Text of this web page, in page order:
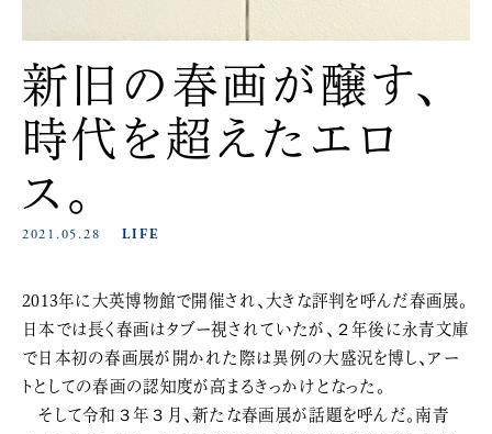
新旧の春画が醸す、
時代を超えたエロ
ス。
2021.05.28 LIFE
2013年に大英博物館で開催され、大きな評判を呼んだ春画展。
日本では長く春画はタブー視されていたが、２年後に永青文庫
で日本初の春画展が開かれた際は異例の大盛況を博し、アー
トとしての春画の認知度が高まるきっかけとなった。
そして令和３年３月、新たな春画展が話題を呼んだ。南青